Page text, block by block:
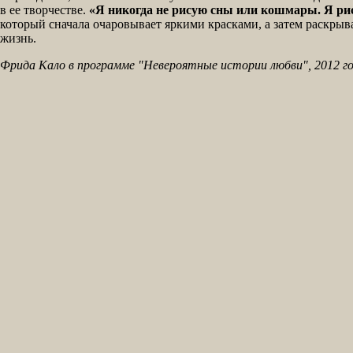
в ее творчестве. «Я никогда не рисую сны или кошмары. Я
который сначала очаровывает яркими красками, а затем
жизнь.
Фрида Кало в программе "Невероятные истории любви", 2012